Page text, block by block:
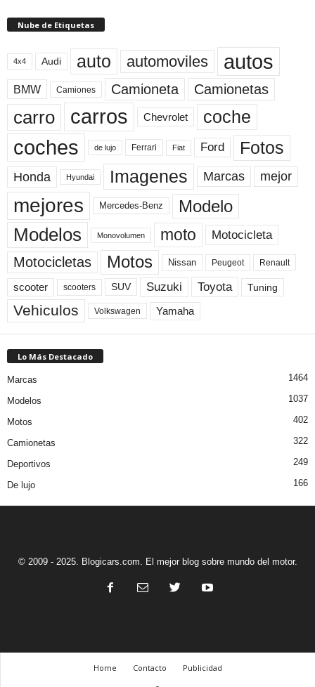
Nube de Etiquetas
4x4 Audi auto automoviles autos
BMW Camiones Camioneta Camionetas
carro carros Chevrolet coche
coches de lujo Ferrari Fiat Ford Fotos
Honda Hyundai Imagenes Marcas mejor
mejores Mercedes-Benz Modelo
Modelos Monovolumen moto Motocicleta
Motocicletas Motos Nissan Peugeot Renault
scooter scooters SUV Suzuki Toyota Tuning
Vehiculos Volkswagen Yamaha
Lo Más Destacado
Marcas 1464
Modelos 1037
Motos 402
Camionetas 322
Deportivos 249
De lujo 166
© 2009 - 2025. Blogicars.com. El mejor blog sobre mundo del motor.
Home Contacto
Publicidad